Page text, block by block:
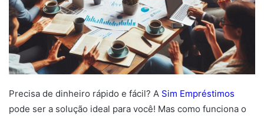
Precisa de dinheiro rápido e fácil? A Sim Empréstimos
pode ser a solução ideal para você! Mas como funciona o